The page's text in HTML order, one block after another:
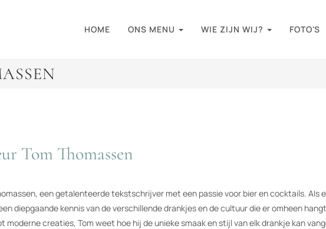
HOME ONS MENU WIE ZIJN WIJ? FOTO'S
Tom Thomassen
een getalenteerde tekstschrijver met een passie voor bier en cocktails. Als
diepgaande kennis van de verschillende drankjes en de cultuur die er omheen
moderne creaties, Tom weet hoe hij de unieke smaak en stijl van elk drankje kan